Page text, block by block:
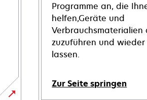
Programme an, die
helfen,Geräte und
Verbrauchsmaterialien
zuzuführen und
lassen.
Zur Seite springen